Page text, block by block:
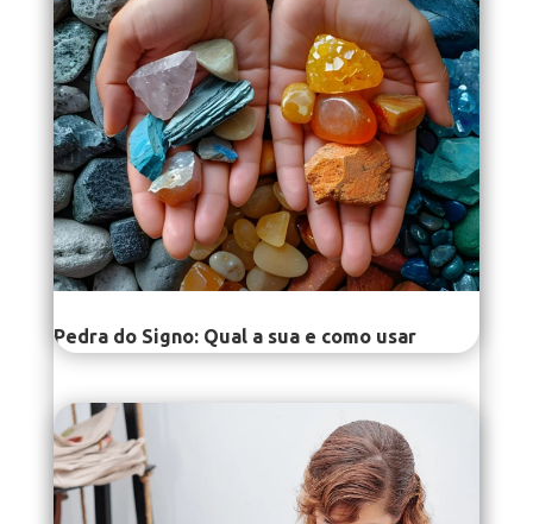
Pedra do Signo: Qual a sua e como usar